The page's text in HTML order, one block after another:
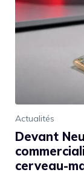
Actualités
Devant
cerveau-